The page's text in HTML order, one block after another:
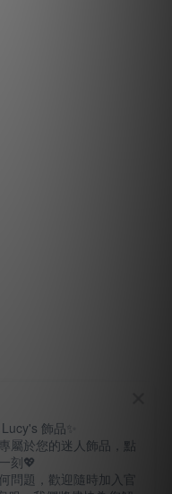
飾品✨
屬於您的迷人飾品，點
刻💖
問題，歡迎隨時加入官